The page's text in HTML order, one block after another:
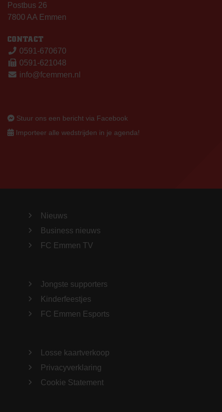
Postbus 26
7800 AA Emmen
CONTACT
0591-670670
0591-621048
info@fcemmen.nl
Stuur ons een bericht via Facebook
Importeer alle wedstrijden in je agenda!
Nieuws
Business nieuws
FC Emmen TV
Jongste supporters
Kinderfeestjes
FC Emmen Esports
Losse kaartverkoop
Privacyverklaring
Cookie Statement